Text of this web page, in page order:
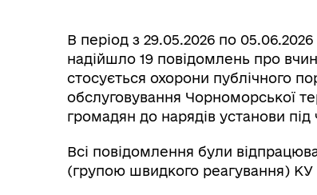
В період з 29.05.2026 по
надійшло 19 повідомлень про
стосується охорони публічного
обслуговування Чорноморської
громадян до нарядів установи
Всі повідомлення були
(групою швидкого реагування)